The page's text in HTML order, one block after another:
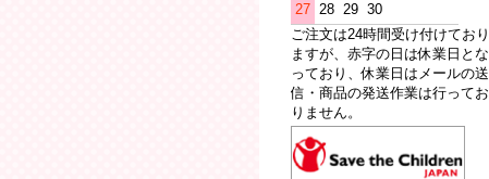
27 28 29 30
ご注文は24時間受け付けており
ますが、赤字の日は休業日とな
っており、休業日はメールの送
信・商品の発送作業は行ってお
りません。